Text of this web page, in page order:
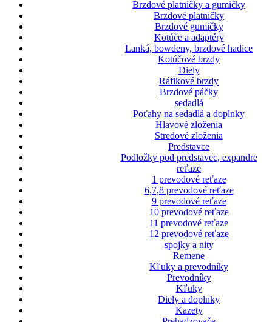
Brzdové platničky a gumičky
Brzdové platničky
Brzdové gumičky
Kotúče a adaptéry
Lanká, bowdeny, brzdové hadice
Kotúčové brzdy
Diely
Ráfikové brzdy
Brzdové páčky
sedadlá
Poťahy na sedadlá a doplnky
Hlavové zloženia
Stredové zloženia
Predstavce
Podložky pod predstavec, expandre
reťaze
1 prevodové reťaze
6,7,8 prevodové reťaze
9 prevodové reťaze
10 prevodové reťaze
11 prevodové reťaze
12 prevodové reťaze
spojky a nity
Remene
Kľuky a prevodníky
Prevodníky
Kľuky
Diely a doplnky
Kazety